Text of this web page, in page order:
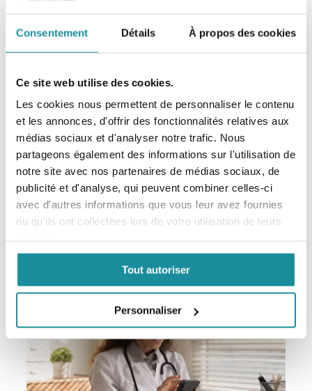
Consentement Détails À propos des cookies
Ce site web utilise des cookies.
Les cookies nous permettent de personnaliser le contenu
et les annonces, d'offrir des fonctionnalités relatives aux
médias sociaux et d'analyser notre trafic. Nous
partageons également des informations sur l'utilisation de
notre site avec nos partenaires de médias sociaux, de
publicité et d'analyse, qui peuvent combiner celles-ci
avec d'autres informations que vous leur avez fournies
ou qu'ils ont collectées lors de votre utilisation de leurs
Tout autoriser
Personnaliser
Codexial Cold Cream
EXCIPIENT DERMATOLOGIQUE
En savoir plus